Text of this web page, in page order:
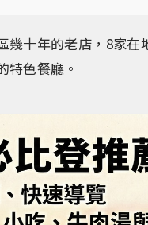
十年的老店，8家在
特色餐廳。